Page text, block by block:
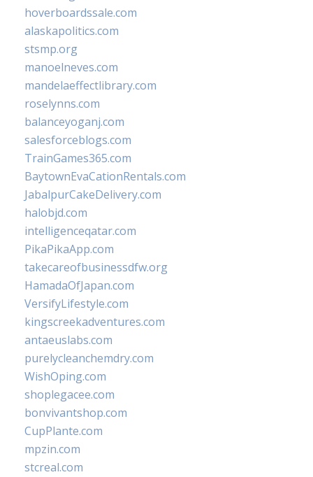
hoverboardssale.com
alaskapolitics.com
stsmp.org
manoelneves.com
mandelaeffectlibrary.com
roselynns.com
balanceyoganj.com
salesforceblogs.com
TrainGames365.com
BaytownEvaCationRentals.com
JabalpurCakeDelivery.com
halobjd.com
intelligenceqatar.com
PikaPikaApp.com
takecareofbusinessdfw.org
HamadaOfJapan.com
VersifyLifestyle.com
kingscreekadventures.com
antaeuslabs.com
purelycleanchemdry.com
WishOping.com
shoplegacee.com
bonvivantshop.com
CupPlante.com
mpzin.com
stcreal.com